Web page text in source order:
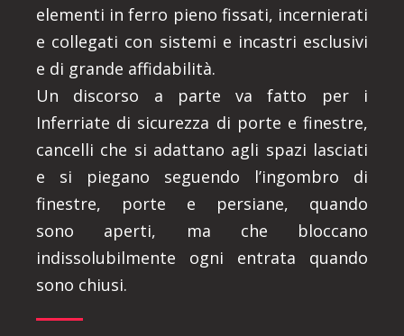
elementi in ferro pieno fissati, incernierati
e collegati con sistemi e incastri esclusivi
e di grande affidabilità.
Un discorso a parte va fatto per i
Inferriate di sicurezza di porte e finestre,
cancelli che si adattano agli spazi lasciati
e si piegano seguendo l’ingombro di
finestre, porte e persiane, quando
sono aperti, ma che bloccano
indissolubilmente ogni entrata quando
sono chiusi.